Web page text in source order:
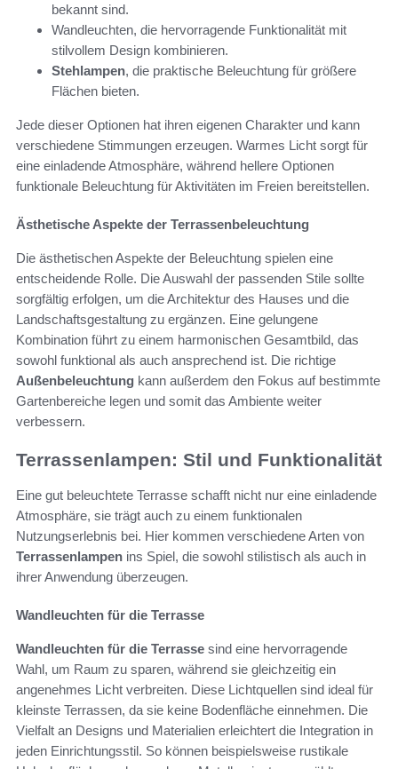
bekannt sind.
Wandleuchten, die hervorragende Funktionalität mit
stilvollem Design kombinieren.
Stehlampen, die praktische Beleuchtung für größere
Flächen bieten.
Jede dieser Optionen hat ihren eigenen Charakter und kann
verschiedene Stimmungen erzeugen. Warmes Licht sorgt für
eine einladende Atmosphäre, während hellere Optionen
funktionale Beleuchtung für Aktivitäten im Freien bereitstellen.
Ästhetische Aspekte der Terrassenbeleuchtung
Die ästhetischen Aspekte der Beleuchtung spielen eine
entscheidende Rolle. Die Auswahl der passenden Stile sollte
sorgfältig erfolgen, um die Architektur des Hauses und die
Landschaftsgestaltung zu ergänzen. Eine gelungene
Kombination führt zu einem harmonischen Gesamtbild, das
sowohl funktional als auch ansprechend ist. Die richtige
Außenbeleuchtung kann außerdem den Fokus auf bestimmte
Gartenbereiche legen und somit das Ambiente weiter
verbessern.
Terrassenlampen: Stil und Funktionalität
Eine gut beleuchtete Terrasse schafft nicht nur eine einladende
Atmosphäre, sie trägt auch zu einem funktionalen
Nutzungserlebnis bei. Hier kommen verschiedene Arten von
Terrassenlampen ins Spiel, die sowohl stilistisch als auch in
ihrer Anwendung überzeugen.
Wandleuchten für die Terrasse
Wandleuchten für die Terrasse sind eine hervorragende
Wahl, um Raum zu sparen, während sie gleichzeitig ein
angenehmes Licht verbreiten. Diese Lichtquellen sind ideal für
kleinste Terrassen, da sie keine Bodenfläche einnehmen. Die
Vielfalt an Designs und Materialien erleichtert die Integration in
jeden Einrichtungsstil. So können beispielsweise rustikale